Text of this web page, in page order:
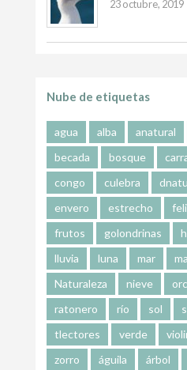
23 octubre, 2019
Nube de etiquetas
agua alba anatural
becada
bosque
congo
culebra
envero
estrecho
frutos
golondrinas
lluvia
luna mar
Naturaleza
nieve
ratonero
río sol
tlectores
verde
zorro
águila árbol